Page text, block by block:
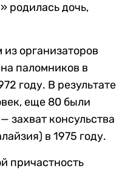
родилась дочь,
организаторов
паломников в
году. В результате
еще 80 были
— захват консульства
в 1975 году.
причастность